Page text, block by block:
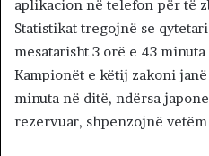
aplikacion në telefon për të
Statistikat tregojnë se
mesatarisht 3 orë e 43
Kampionët e këtij zakoni
minuta në ditë, ndërsa
rezervuar, shpenzojnë